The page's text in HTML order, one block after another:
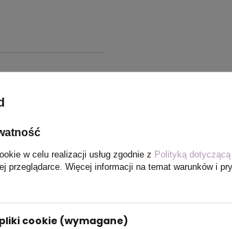
w celu realizacji usług zgodnie z Polityką
przeglądarce. Więcej informacji na temat warunków i
cookie (wymagane)